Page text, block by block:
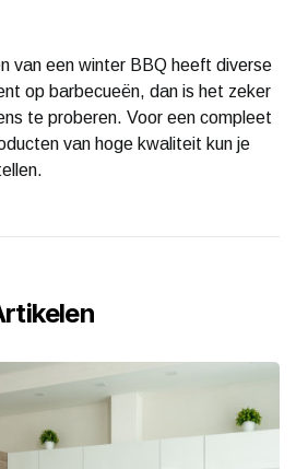
van een winter BBQ heeft diverse
op barbecueën, dan is het zeker
te proberen. Voor een compleet
van hoge kwaliteit kun je